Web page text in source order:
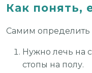
Как понять,
Самим определить
Нужно лечь на
стопы на полу.